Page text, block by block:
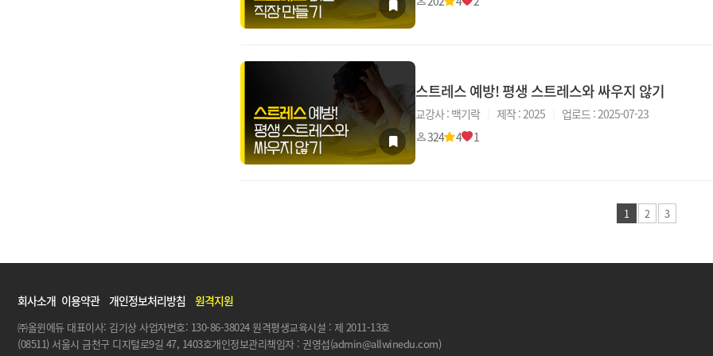
스트레스 예방! 평생 스트레스와 싸우지 않기
교강사 : 백기락 제작 : 2025
업로드 : 2025-07-23
324
4 1
1 2 3
회사소개 이용약관 개인정보처리방침 원격지원
㈜올윈에듀 대표이사: 김기상 사업자번호: 130-86-38024 원격평생교육시설 : 제 2011-13호
(08511) 서울시 금천구 디지털로9길 47, 1403호개인정보관리책임자 : 권영섭(admin@allwinedu.com)